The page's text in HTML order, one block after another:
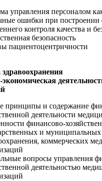
управления персоналом
ошибки при построении
контроля качества и
безопасность
пациентоцентричности
принципы и содержание
деятельности
финансово-
и
коммерческих
вопросы управления
деятельностью